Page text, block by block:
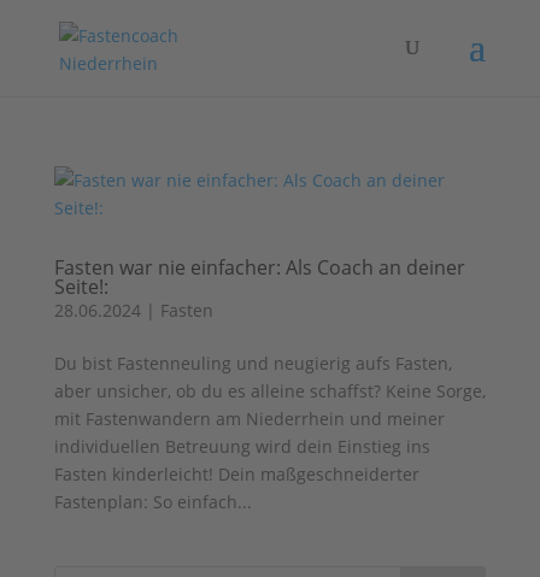
Fasten war nie einfacher: Als Coach an deiner
Seite!:
28.06.2024| Fasten
Du bist Fastenneuling und neugierig aufs Fasten,
aber unsicher, ob du es alleine schaffst? Keine Sorge,
mit Fastenwandern am Niederrhein und meiner
individuellen Betreuung wird dein Einstieg ins
Fasten kinderleicht! Dein maßgeschneiderter
Fastenplan: So einfach...